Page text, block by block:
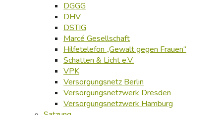
DGGG
DHV
DSTIG
Marcé Gesellschaft
Hilfetelefon „Gewalt gegen Frauen“
Schatten & Licht e.V.
VPK
Versorgungsnetz Berlin
Versorgungsnetzwerk Dresden
Versorgungsnetzwerk Hamburg